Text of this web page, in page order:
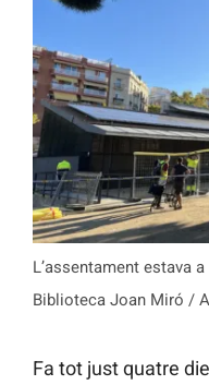
L’assentament estava
Biblioteca Joan Miró /
Fa tot just quatre